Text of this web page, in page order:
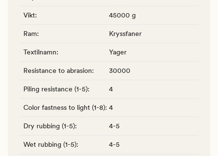
Vikt: 45000 g
Ram: Kryssfaner
Textilnamn: Yager
Resistance to abrasion: 30000
Piling resistance (1-5): 4
Color fastness to light (1-8): 4
Dry rubbing (1-5): 4-5
Wet rubbing (1-5): 4-5